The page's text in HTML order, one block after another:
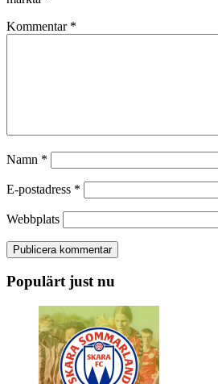
Kommentar *
Namn *
E-postadress *
Webbplats
Populärt just nu